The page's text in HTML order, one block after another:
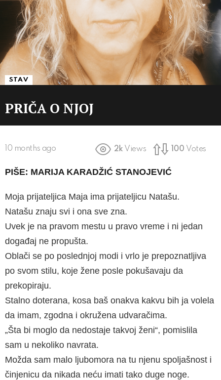
STAV
PRIČA O NJOJ
10 months ago 2k Views 100 Votes
PIŠE: MARIJA KARADŽIĆ STANOJEVIĆ
Moja prijateljica Maja ima prijateljicu Natašu.
Natašu znaju svi i ona sve zna.
Uvek je na pravom mestu u pravo vreme i ni jedan
događaj ne propušta.
Oblači se po poslednjoj modi i vrlo je prepoznatljiva
po svom stilu, koje žene posle pokušavaju da
prekopiraju.
Stalno doterana, kosa baš onakva kakvu bih ja volela
da imam, zgodna i okružena udvaračima.
„Šta bi moglo da nedostaje takvoj ženi“, pomislila
sam u nekoliko navrata.
Možda sam malo ljubomora na tu njenu spoljašnost i
činjenicu da nikada neću imati tako duge noge.